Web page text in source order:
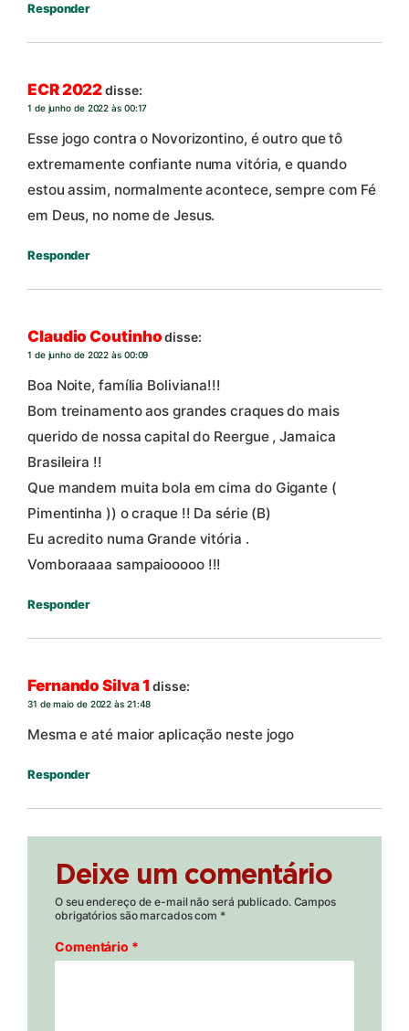
Responder
ECR 2022disse:
1 de junho de 2022 às 00:17
Esse jogo contra o Novorizontino, é outro que tô
extremamente confiante numa vitória, e quando
estou assim, normalmente acontece, sempre com Fé
em Deus, no nome de Jesus.
Responder
Claudio Coutinhodisse:
1 de junho de 2022 às 00:09
Boa Noite, família Boliviana!!!
Bom treinamento aos grandes craques do mais
querido de nossa capital do Reergue , Jamaica
Brasileira !!
Que mandem muita bola em cima do Gigante (
Pimentinha )) o craque !! Da série (B)
Eu acredito numa Grande vitória .
Vomboraaaa sampaiooooo !!!
Responder
Fernando Silva 1 disse:
31 de maio de 2022 às 21:48
Mesma e até maior aplicação neste jogo
Responder
Deixe um comentário
O seu endereço de e-mail não será publicado. Campos
obrigatórios são marcados com *
Comentário *